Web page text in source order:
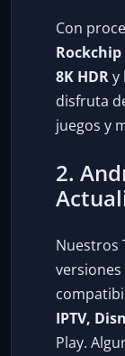
Con
Rockchip
8K HDRy
disfruta
juegos y
2.
Nuestros
IPTV,
Play.